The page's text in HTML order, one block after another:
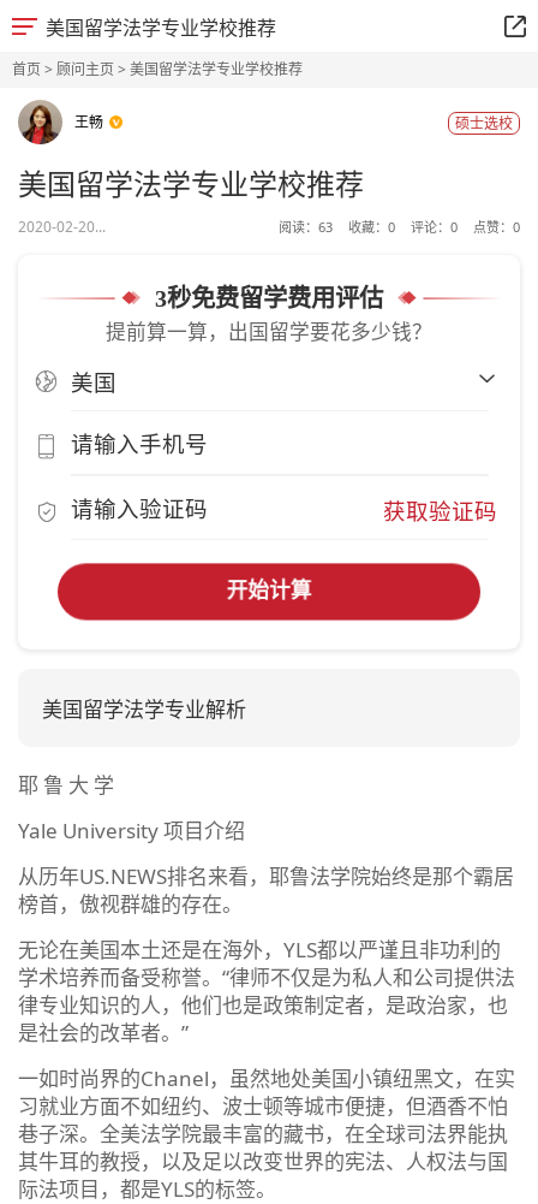
美国留学法学专业学校推荐
首页> 顾问主页> 美国留学法学专业学校推荐
王畅 硕士选校
美国留学法学专业学校推荐
2020-02-20... 阅读： 63 收藏： 0 评论： 0 点赞： 0
3秒免费留学费用评估
提前算一算，出国留学要花多少钱？
获取验证码
开始计算
美国留学法学专业解析
耶 鲁 大 学
Yale University 项目介绍
从历年US.NEWS排名来看，耶鲁法学院始终是那个霸居
榜首，傲视群雄的存在。
无论在美国本土还是在海外，YLS都以严谨且非功利的
学术培养而备受称誉。“律师不仅是为私人和公司提供法
律专业知识的人，他们也是政策制定者，是政治家，也
是社会的改革者。”
一如时尚界的Chanel，虽然地处美国小镇纽黑文，在实
习就业方面不如纽约、波士顿等城市便捷，但酒香不怕
巷子深。全美法学院最丰富的藏书，在全球司法界能执
其牛耳的教授，以及足以改变世界的宪法、人权法与国
际法项目，都是YLS的标签。